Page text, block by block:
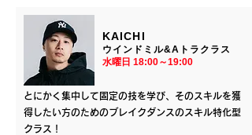
KAICHI
ウインドミル&Aトラクラス
​水曜日 18:00～19:00
とにかく集中して固定の技を学び、そのスキルを獲
得したい方のためのブレイクダンスのスキル特化型
クラス！